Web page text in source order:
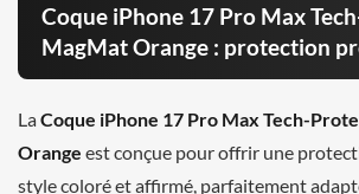
Coque iPhone 17 Pro Max
MagMat Orange : protection
LaCoque iPhone 17 Pro Max Tech-
Orange est conçue pour offrir une
style coloré et affirmé, parfaitement